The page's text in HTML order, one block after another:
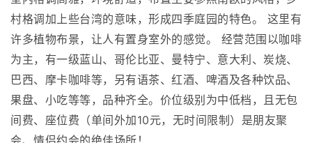
村格调加上些台湾的意味，形成四季庭园的特色。 这里有
许多植物布景，让人有置身室外的感觉。 经营范围以咖啡
为主，有一级蓝山、哥伦比亚、曼特宁、意大利、炭烧、
巴西、摩卡咖啡等，另有语茶、红酒、啤酒及各种饮品、
果盘、小吃等等，品种齐全。价位级别为中低档，且无包
间费、座位费（单间外加10元，无时间限制）是朋友聚